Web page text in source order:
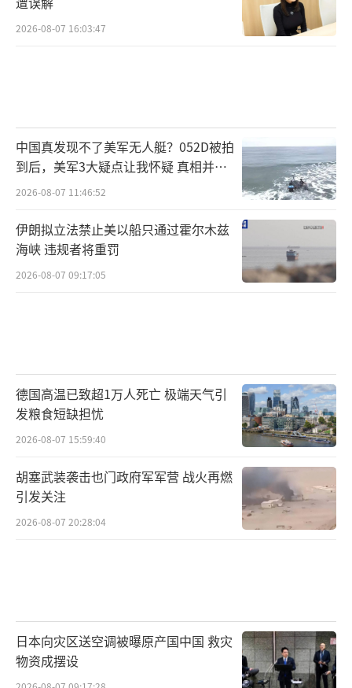
2026-08-07 16:03:47
中国真发现不了美军无人艇？052D被拍
到后，美军3大疑点让我怀疑 真相并非
如此
2026-08-07 11:46:52
伊朗拟立法禁止美以船只通过霍尔木兹
海峡 违规者将重罚
2026-08-07 09:17:05
德国高温已致超1万人死亡 极端天气引
发粮食短缺担忧
2026-08-07 15:59:40
胡塞武装袭击也门政府军军营 战火再燃
引发关注
2026-08-07 20:28:04
日本向灾区送空调被曝原产国中国 救灾
物资成摆设